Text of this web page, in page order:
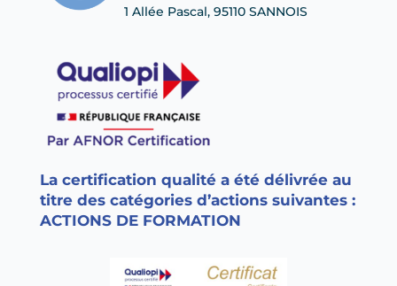
1 Allée Pascal, 95110 SANNOIS
La certification qualité a été délivrée au
titre des catégories d’actions suivantes :
ACTIONS DE FORMATION